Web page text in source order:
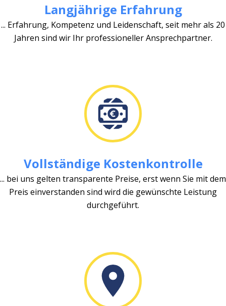
Langjährige Erfahrung
... Erfahrung, Kompetenz und Leidenschaft, seit mehr als 20
Jahren sind wir Ihr professioneller Ansprechpartner.
Vollständige Kostenkontrolle
... bei uns gelten transparente Preise, erst wenn Sie mit dem
Preis einverstanden sind wird die gewünschte Leistung
durchgeführt.